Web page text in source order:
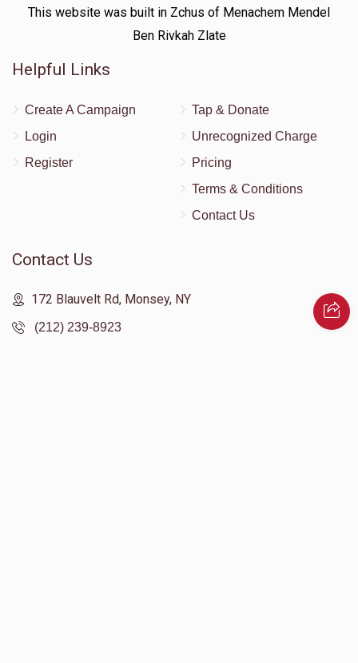
This website was built in Zchus of Menachem Mendel
Ben Rivkah Zlate
Helpful Links
Create A Campaign
Login
Register
Tap & Donate
Unrecognized Charge
Pricing
Terms & Conditions
Contact Us
Contact Us
172 Blauvelt Rd, Monsey, NY
(212) 239-8923